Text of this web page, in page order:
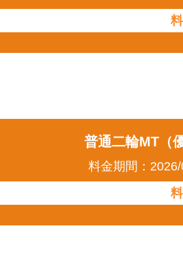
普通二輪MT（
料金期間：